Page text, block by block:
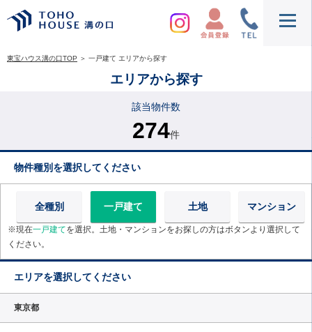
東宝ハウス溝の口TOP ＞ 一戸建て エリアから探す
エリアから探す
該当物件数
274件
物件種別を選択してください
全種別 一戸建て 土地 マンション
※現在一戸建てを選択。土地・マンションをお探しの方はボタンより選択して
ください。
エリアを選択してください
東京都